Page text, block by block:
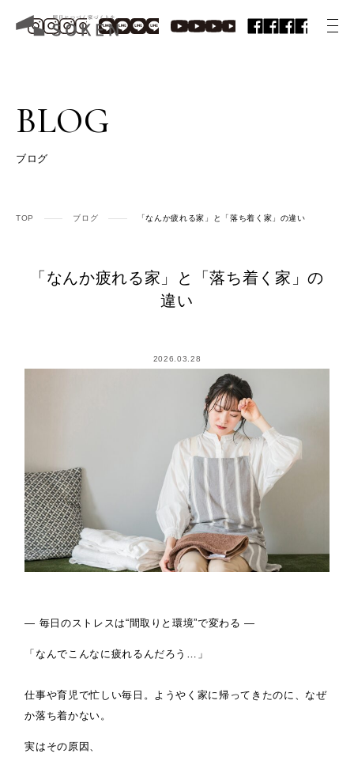
BLOG
ブログ
TOP ブログ 「なんか疲れる家」と「落ち着く家」の違い
「なんか疲れる家」と「落ち着く家」の
違い
2026.03.28
― 毎日のストレスは“間取りと環境”で変わる ―
「なんでこんなに疲れるんだろう…」
仕事や育児で忙しい毎日。ようやく家に帰ってきたのに、なぜ
か落ち着かない。
実はその原因、